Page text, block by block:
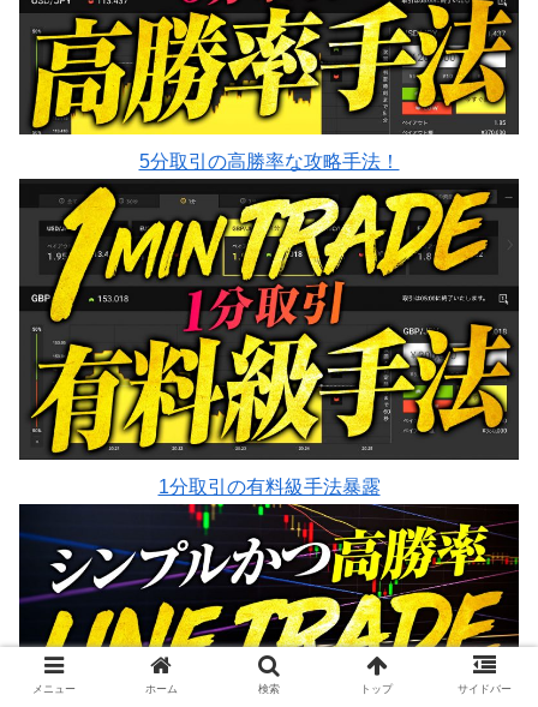
5分取引の高勝率な攻略手法！
1分取引の有料級手法暴露
メニュー ホーム 検索 トップ サイドバー